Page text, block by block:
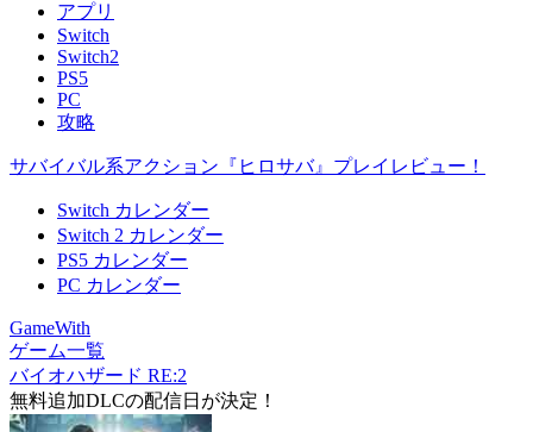
アプリ
Switch
Switch2
PS5
PC
攻略
サバイバル系アクション『ヒロサバ』プレイレビュー！
Switch カレンダー
Switch 2 カレンダー
PS5 カレンダー
PC カレンダー
GameWith
ゲーム一覧
バイオハザード RE:2
無料追加DLCの配信日が決定！